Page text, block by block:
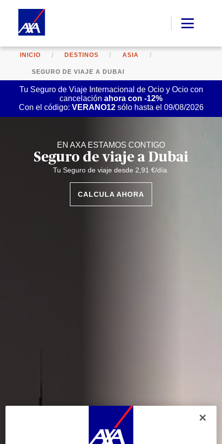
INICIO DESTINOS ASIA
SEGURO DE VIAJE A DUBAI
Tu Seguro de Viaje Internacional de Ocio y Ocio con
cancelación ahora con -12%
Con el código: VERANO12sólo hasta el 09/08/2026
EN AXA ESTAMOS CONTIGO
Seguro de viaje a Dubai
Tu Seguro de viaje desde 2,91 €/día.
CALCULA AHORA
Durante la navegación por este sitio web se depositan
(estrictamente necesarias). También puede consentir el depósito de
cookies opcionales, ya sea por parte de AXA Partners o de terceros proveedores,